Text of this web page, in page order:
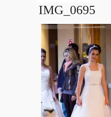
IMG_0695